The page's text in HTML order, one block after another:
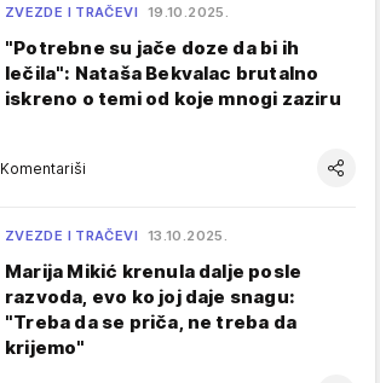
ZVEZDE I TRAČEVI 19.10.2025.
"Potrebne su jače doze da bi ih
lečila": Nataša Bekvalac brutalno
iskreno o temi od koje mnogi zaziru
Komentariši
ZVEZDE I TRAČEVI 13.10.2025.
Marija Mikić krenula dalje posle
razvoda, evo ko joj daje snagu:
"Treba da se priča, ne treba da
krijemo"